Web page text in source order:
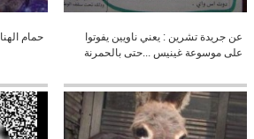
عن جريدة تشرين : يعني ناويين يفوتوا
على موسوعة غينيس ...حتى بالحمرنة
حمام الهنا